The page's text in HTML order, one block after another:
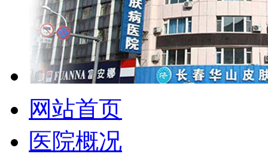
网站首页
医院概况